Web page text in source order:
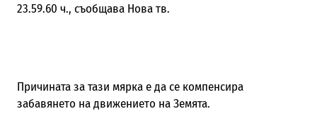
23.59.60 ч., съобщава Нова тв.
Причината за тази мярка е да се компенсира
забавянето на движението на Земята.